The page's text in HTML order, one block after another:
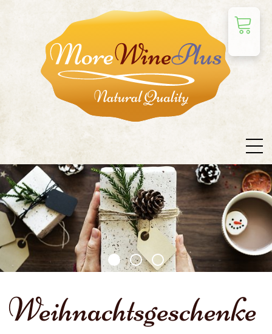
Weihnachtsgeschenke